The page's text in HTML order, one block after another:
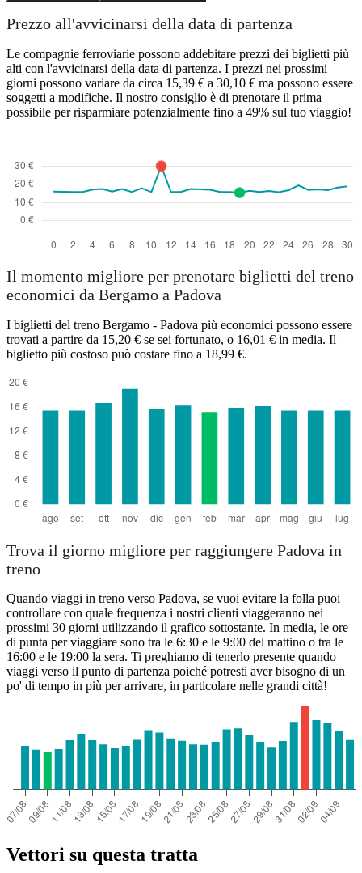
Prezzo all'avvicinarsi della data di partenza
Le compagnie ferroviarie possono addebitare prezzi dei biglietti più
alti con l'avvicinarsi della data di partenza. I prezzi nei prossimi
giorni possono variare da circa 15,39 € a 30,10 € ma possono essere
soggetti a modifiche. Il nostro consiglio è di prenotare il prima
possibile per risparmiare potenzialmente fino a 49% sul tuo viaggio!
Il momento migliore per prenotare biglietti del treno
economici da Bergamo a Padova
I biglietti del treno Bergamo - Padova più economici possono essere
trovati a partire da 15,20 € se sei fortunato, o 16,01 € in media. Il
biglietto più costoso può costare fino a 18,99 €.
Trova il giorno migliore per raggiungere Padova in
treno
Quando viaggi in treno verso Padova, se vuoi evitare la folla puoi
controllare con quale frequenza i nostri clienti viaggeranno nei
prossimi 30 giorni utilizzando il grafico sottostante. In media, le ore
di punta per viaggiare sono tra le 6:30 e le 9:00 del mattino o tra le
16:00 e le 19:00 la sera. Ti preghiamo di tenerlo presente quando
viaggi verso il punto di partenza poiché potresti aver bisogno di un
po' di tempo in più per arrivare, in particolare nelle grandi città!
Vettori su questa tratta